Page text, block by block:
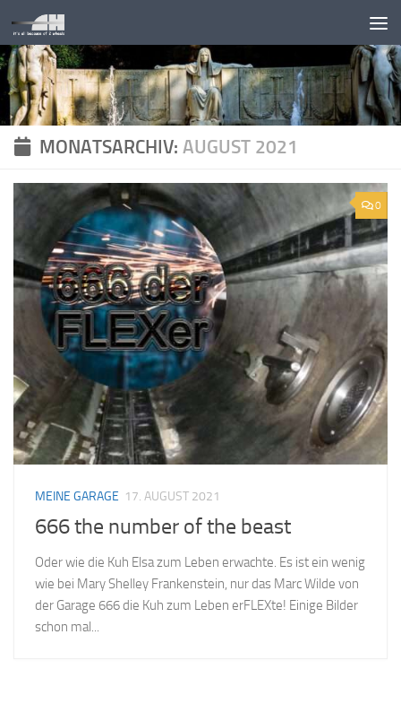
Unter dem Inhalt
MONATSARCHIV: AUGUST 2021
0
MEINE GARAGE 17. AUGUST 2021
666 the number of the beast
Oder wie die Kuh Elsa zum Leben erwachte. Es ist ein wenig
wie bei Mary Shelley Frankenstein, nur das Marc Wilde von
der Garage 666 die Kuh zum Leben erFLEXte! Einige Bilder
schon mal...